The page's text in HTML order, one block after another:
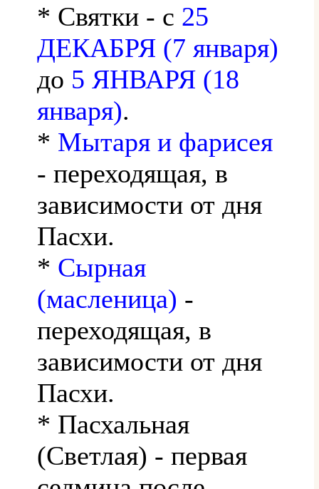
* Святки - с 25
ДЕКАБРЯ (7 января)
до 5 ЯНВАРЯ (18
января).
* Мытаря и фарисея
- переходящая, в
зависимости от дня
Пасхи.
* Сырная
(масленица) -
переходящая, в
зависимости от дня
Пасхи.
* Пасхальная
(Светлая) - первая